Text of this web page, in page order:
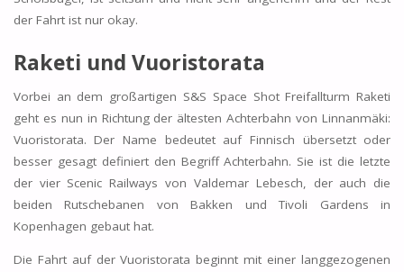
der Fahrt ist nur okay.
Raketi und Vuoristorata
Vorbei an dem großartigen S&S Space Shot Freifallturm Raketi
geht es nun in Richtung der ältesten Achterbahn von Linnanmäki:
Vuoristorata. Der Name bedeutet auf Finnisch übersetzt oder
besser gesagt definiert den Begriff Achterbahn. Sie ist die letzte
der vier Scenic Railways von Valdemar Lebesch, der auch die
beiden Rutschebanen von Bakken und Tivoli Gardens in
Kopenhagen gebaut hat.
Die Fahrt auf der Vuoristorata beginnt mit einer langgezogenen